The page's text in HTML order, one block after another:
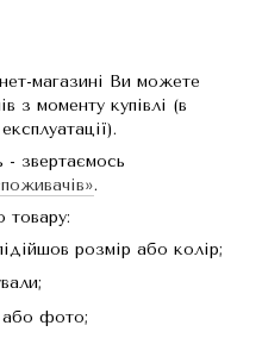
магазині Ви можете
з моменту купівлі (в
- звертаємось
.
товару:
розмір або колір;
або фото;